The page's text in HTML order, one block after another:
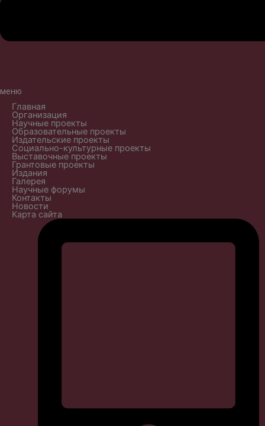
меню
Главная
Организация
Научные проекты
Образовательные проекты
Издательские проекты
Социально-культурные проекты
Выставочные проекты
Грантовые проекты
Издания
Галерея
Научные форумы
Контакты
Новости
Карта сайта